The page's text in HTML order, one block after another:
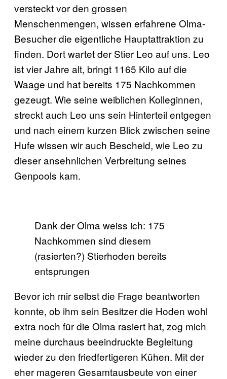
versteckt vor den grossen
Menschenmengen, wissen erfahrene Olma-
Besucher die eigentliche Hauptattraktion zu
finden. Dort wartet der Stier Leo auf uns. Leo
ist vier Jahre alt, bringt 1165 Kilo auf die
Waage und hat bereits 175 Nachkommen
gezeugt. Wie seine weiblichen Kolleginnen,
streckt auch Leo uns sein Hinterteil entgegen
und nach einem kurzen Blick zwischen seine
Hufe wissen wir auch Bescheid, wie Leo zu
dieser ansehnlichen Verbreitung seines
Genpools kam.
Dank der Olma weiss ich: 175
Nachkommen sind diesem
(rasierten?) Stierhoden bereits
entsprungen
Bevor ich mir selbst die Frage beantworten
konnte, ob ihm sein Besitzer die Hoden wohl
extra noch für die Olma rasiert hat, zog mich
meine durchaus beeindruckte Begleitung
wieder zu den friedfertigeren Kühen. Mit der
eher mageren Gesamtausbeute von einer